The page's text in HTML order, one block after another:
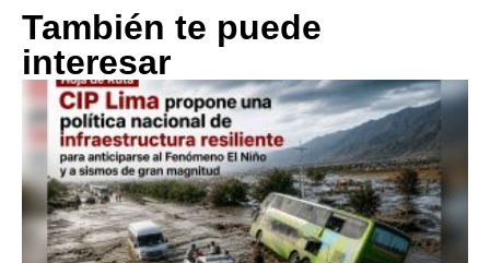
También te puede
interesar